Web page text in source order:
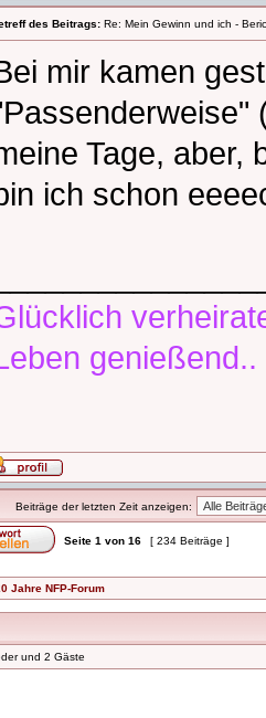
des Beitrags: Re: Mein Gewinn und ich -
mir kamen
Tage, aber,
ich schon
genießend..
Beiträge der letzten Zeit anzeigen:
Seite 1 von 16 [ 234 Beiträge ]
Jahre NFP-Forum
und 2 Gäste